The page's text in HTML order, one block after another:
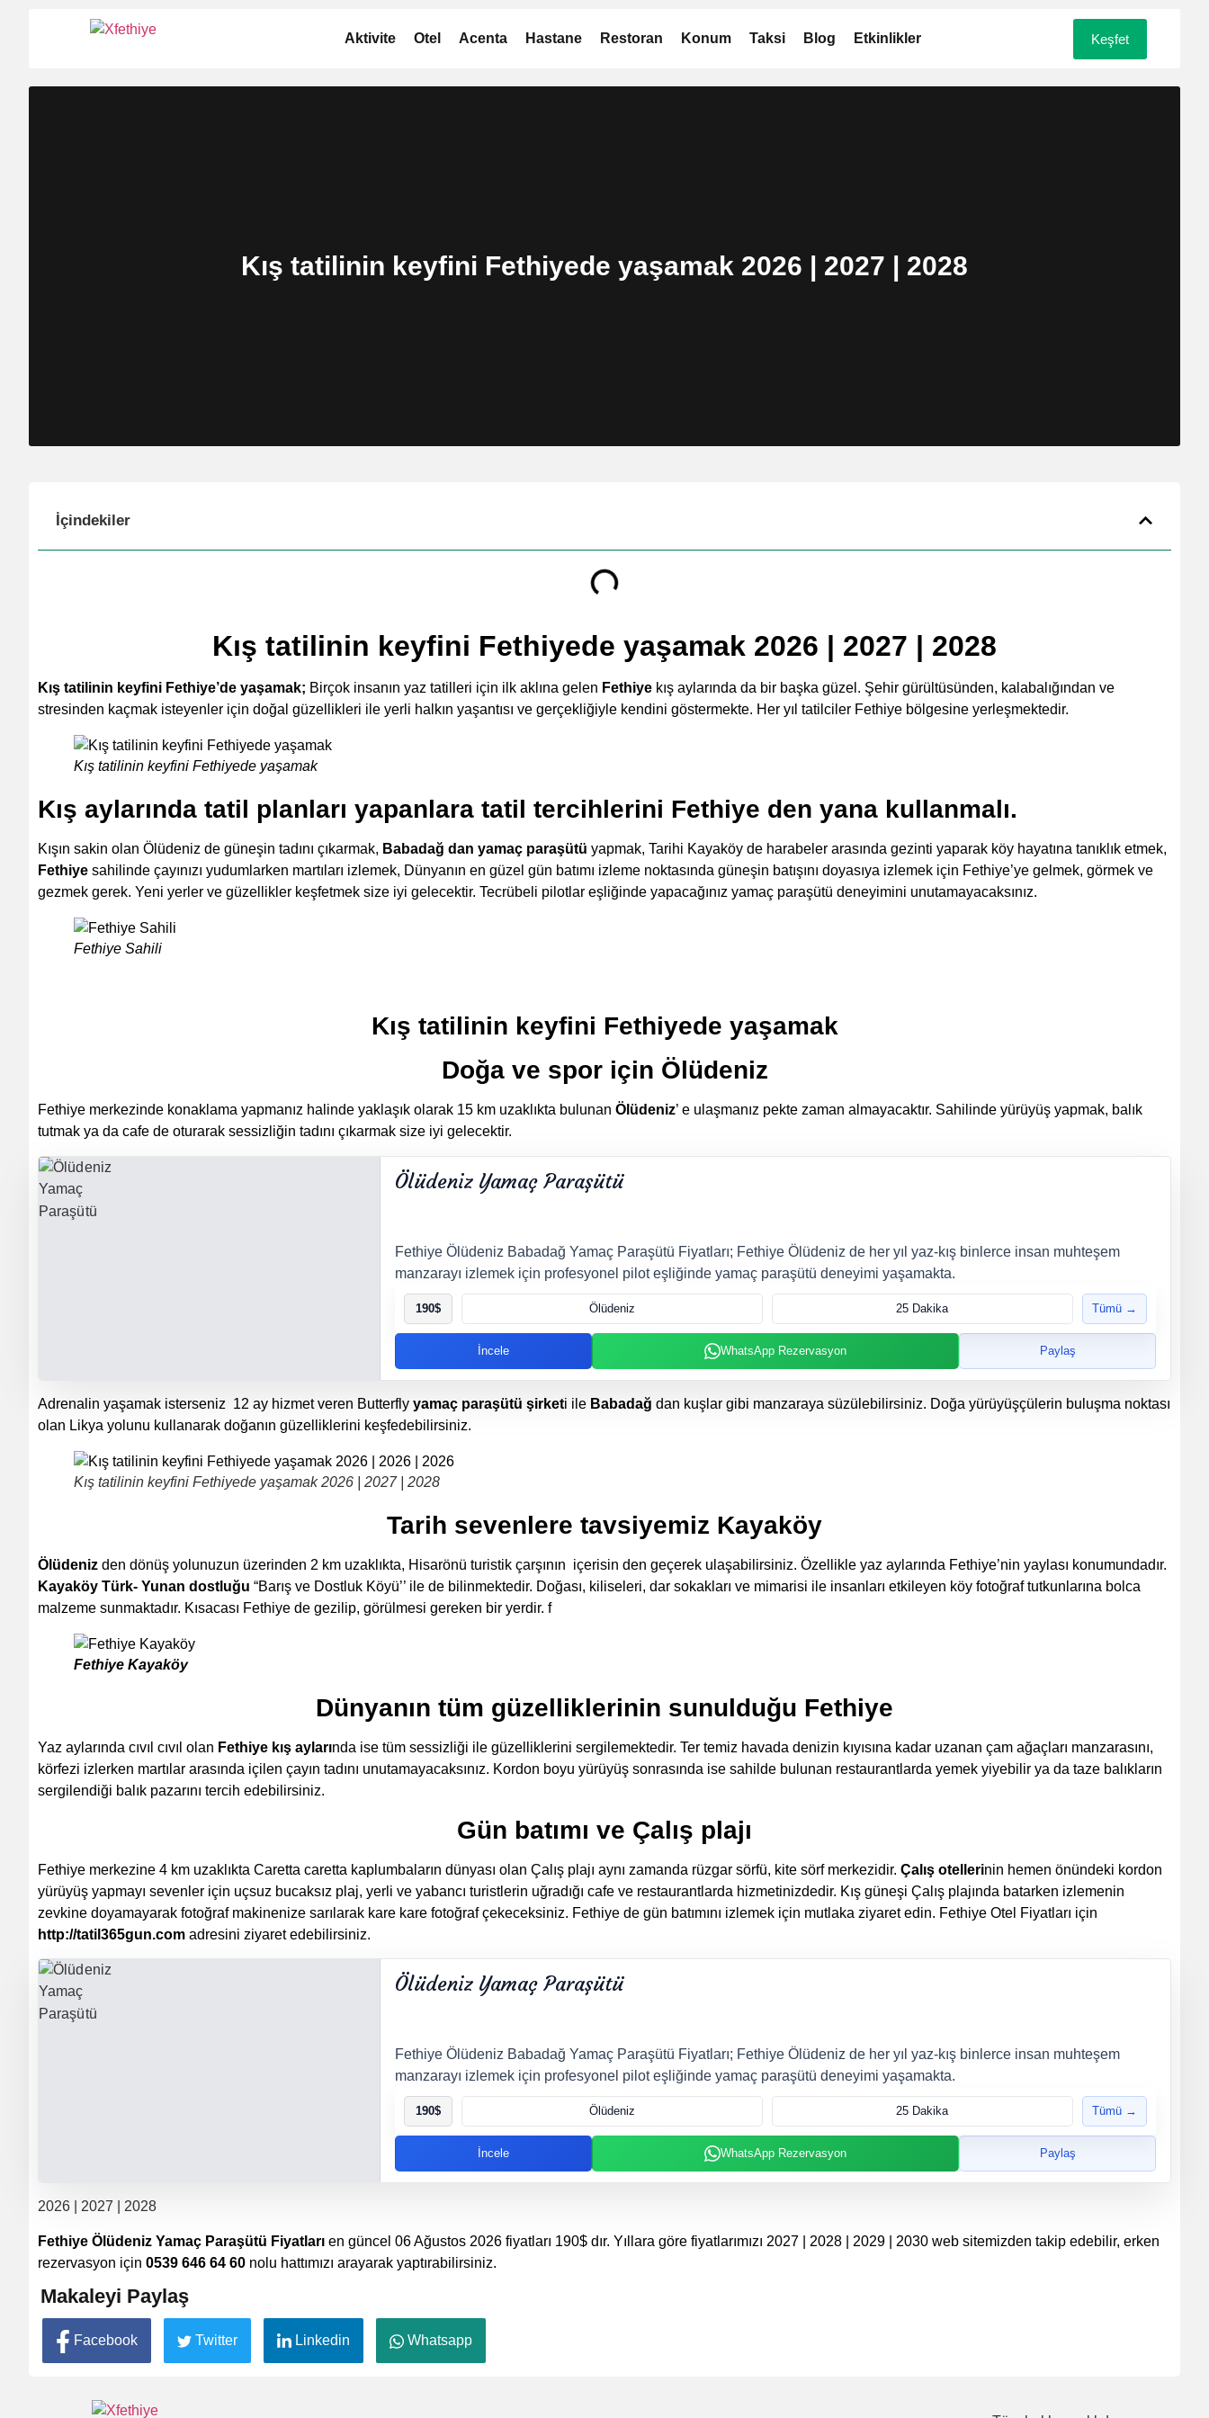
Aktivite Otel Acenta Hastane Restoran Konum Taksi Blog Etkinlikler Keşfet
Kış tatilinin keyfini Fethiyede yaşamak 2026 | 2027 | 2028
İçindekiler
Kış tatilinin keyfini Fethiyede yaşamak 2026 | 2027 | 2028
Kış tatilinin keyfini Fethiye’de yaşamak; Birçok insanın yaz tatilleri için ilk aklına gelen Fethiye kış aylarında da bir başka güzel. Şehir gürültüsünden, kalabalığından ve
stresinden kaçmak isteyenler için doğal güzellikleri ile yerli halkın yaşantısı ve gerçekliğiyle kendini göstermekte. Her yıl tatilciler Fethiye bölgesine yerleşmektedir.
Kış tatilinin keyfini Fethiyede yaşamak
Kış aylarında tatil planları yapanlara tatil tercihlerini Fethiye den yana kullanmalı.
Kışın sakin olan Ölüdeniz de güneşin tadını çıkarmak, Babadağ dan yamaç paraşütü yapmak, Tarihi Kayaköy de harabeler arasında gezinti yaparak köy hayatına tanıklık etmek,
Fethiye sahilinde çayınızı yudumlarken martıları izlemek, Dünyanın en güzel gün batımı izleme noktasında güneşin batışını doyasıya izlemek için Fethiye’ye gelmek, görmek ve
gezmek gerek. Yeni yerler ve güzellikler keşfetmek size iyi gelecektir. Tecrübeli pilotlar eşliğinde yapacağınız yamaç paraşütü deneyimini unutamayacaksınız.
Fethiye Sahili
Kış tatilinin keyfini Fethiyede yaşamak
Doğa ve spor için Ölüdeniz
Fethiye merkezinde konaklama yapmanız halinde yaklaşık olarak 15 km uzaklıkta bulunan Ölüdeniz’ e ulaşmanız pekte zaman almayacaktır. Sahilinde yürüyüş yapmak, balık
tutmak ya da cafe de oturarak sessizliğin tadını çıkarmak size iyi gelecektir.
Ölüdeniz Yamaç Paraşütü
Fethiye Ölüdeniz Babadağ Yamaç Paraşütü Fiyatları; Fethiye Ölüdeniz de her yıl yaz-kış binlerce insan muhteşem
manzarayı izlemek için profesyonel pilot eşliğinde yamaç paraşütü deneyimi yaşamakta.
190$ Ölüdeniz 25 Dakika Tümü →
İncele WhatsApp Rezervasyon Paylaş
Adrenalin yaşamak isterseniz 12 ay hizmet veren Butterfly yamaç paraşütü şirketi ile Babadağ dan kuşlar gibi manzaraya süzülebilirsiniz. Doğa yürüyüşçülerin buluşma noktası
olan Likya yolunu kullanarak doğanın güzelliklerini keşfedebilirsiniz.
Kış tatilinin keyfini Fethiyede yaşamak 2026 | 2027 | 2028
Tarih sevenlere tavsiyemiz Kayaköy
Ölüdeniz den dönüş yolunuzun üzerinden 2 km uzaklıkta, Hisarönü turistik çarşının içerisin den geçerek ulaşabilirsiniz. Özellikle yaz aylarında Fethiye’nin yaylası konumundadır.
Kayaköy Türk- Yunan dostluğu “Barış ve Dostluk Köyü’’ ile de bilinmektedir. Doğası, kiliseleri, dar sokakları ve mimarisi ile insanları etkileyen köy fotoğraf tutkunlarına bolca
malzeme sunmaktadır. Kısacası Fethiye de gezilip, görülmesi gereken bir yerdir. f
Fethiye Kayaköy
Dünyanın tüm güzelliklerinin sunulduğu Fethiye
Yaz aylarında cıvıl cıvıl olan Fethiye kış aylarında ise tüm sessizliği ile güzelliklerini sergilemektedir. Ter temiz havada denizin kıyısına kadar uzanan çam ağaçları manzarasını,
körfezi izlerken martılar arasında içilen çayın tadını unutamayacaksınız. Kordon boyu yürüyüş sonrasında ise sahilde bulunan restaurantlarda yemek yiyebilir ya da taze balıkların
sergilendiği balık pazarını tercih edebilirsiniz.
Gün batımı ve Çalış plajı
Fethiye merkezine 4 km uzaklıkta Caretta caretta kaplumbaların dünyası olan Çalış plajı aynı zamanda rüzgar sörfü, kite sörf merkezidir. Çalış otellerinin hemen önündeki kordon
yürüyüş yapmayı sevenler için uçsuz bucaksız plaj, yerli ve yabancı turistlerin uğradığı cafe ve restaurantlarda hizmetinizdedir. Kış güneşi Çalış plajında batarken izlemenin
zevkine doyamayarak fotoğraf makinenize sarılarak kare kare fotoğraf çekeceksiniz. Fethiye de gün batımını izlemek için mutlaka ziyaret edin. Fethiye Otel Fiyatları için
http://tatil365gun.com adresini ziyaret edebilirsiniz.
Ölüdeniz Yamaç Paraşütü
Fethiye Ölüdeniz Babadağ Yamaç Paraşütü Fiyatları; Fethiye Ölüdeniz de her yıl yaz-kış binlerce insan muhteşem
manzarayı izlemek için profesyonel pilot eşliğinde yamaç paraşütü deneyimi yaşamakta.
190$ Ölüdeniz 25 Dakika Tümü →
İncele WhatsApp Rezervasyon Paylaş
2026 | 2027 | 2028
Fethiye Ölüdeniz Yamaç Paraşütü Fiyatları en güncel 06 Ağustos 2026 fiyatları 190$ dır. Yıllara göre fiyatlarımızı 2027 | 2028 | 2029 | 2030 web sitemizden takip edebilir, erken
rezervasyon için 0539 646 64 60 nolu hattımızı arayarak yaptırabilirsiniz.
Makaleyi Paylaş
Facebook Twitter Linkedin Whatsapp